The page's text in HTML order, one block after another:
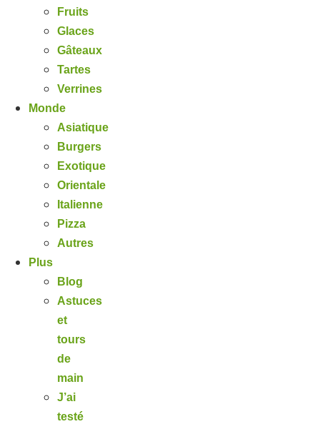
Fruits
Glaces
Gâteaux
Tartes
Verrines
Monde
Asiatique
Burgers
Exotique
Orientale
Italienne
Pizza
Autres
Plus
Blog
Astuces
et
tours
de
main
J’ai
testé